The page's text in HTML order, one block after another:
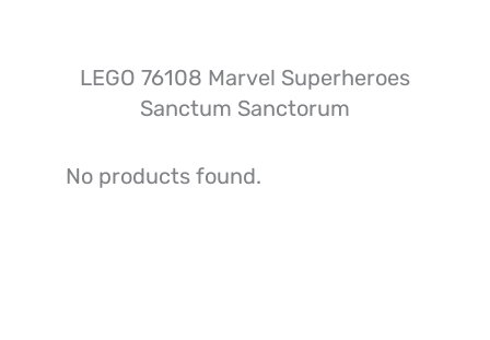
LEGO 76108 Marvel Superheroes
Sanctum Sanctorum
No products found.